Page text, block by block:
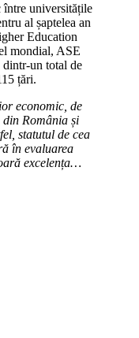
între universitățile
al șaptelea an
Education
mondial, ASE
un total de
țări.
economic, de
din România și
statutul de cea
în evaluarea
excelența…